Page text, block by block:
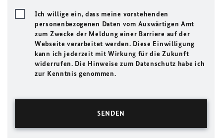
Ich willige ein, dass meine vorstehenden
personenbezogenen Daten vom Auswärtigen Amt
zum Zwecke der Meldung einer Barriere auf der
Webseite verarbeitet werden. Diese Einwilligung
kann ich jederzeit mit Wirkung für die Zukunft
widerrufen. Die Hinweise zum Datenschutz habe ich
zur Kenntnis genommen.